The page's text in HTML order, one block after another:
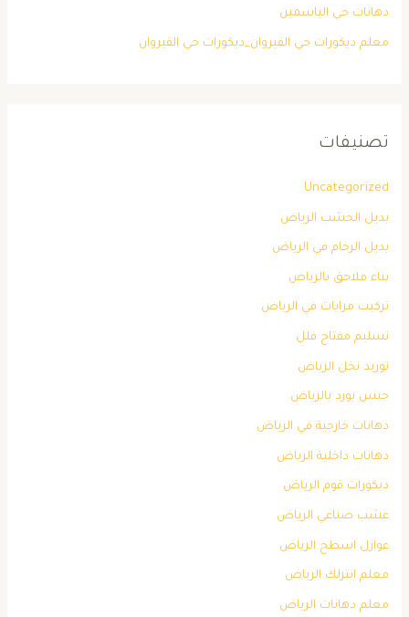
دهانات حي الياسمين
معلم ديكورات حي القيروان_ديكورات حي القيروان
تصنيفات
Uncategorized
بديل الخشب الرياض
بديل الرخام في الرياض
بناء ملاحق بالرياض
تركيب مرايات في الرياض
تسليم مفتاح فلل
توريد نخل الرياض
جبس بورد بالرياض
دهانات خارجية في الرياض
دهانات داخلية الرياض
ديكورات فوم الرياض
عشب صناعي الرياض
عوازل اسطح الرياض
معلم انترلك الرياض
معلم دهانات الرياض